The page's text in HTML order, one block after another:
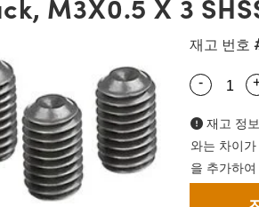
재고 번호
Quantity
-
재고 정
와는 차이
을 추가하여